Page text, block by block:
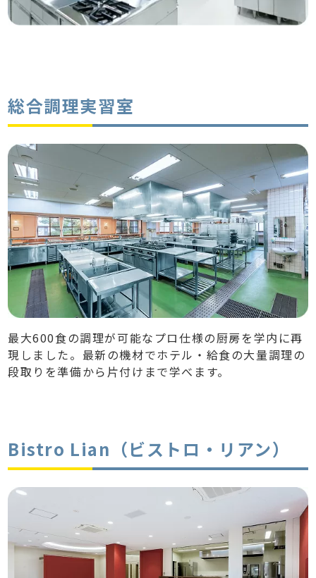
総合調理実習室
最大600食の調理が可能なプロ仕様の厨房を学内に再
現しました。最新の機材でホテル・給食の大量調理の
段取りを準備から片付けまで学べます。
Bistro Lian（ビストロ・リアン）